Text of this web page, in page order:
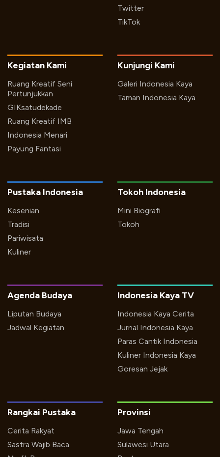
Twitter
TikTok
Kegiatan Kami
Ruang Kreatif Seni
Pertunjukkan
GIKsatudekade
Ruang Kreatif IMB
Indonesia Menari
Payung Fantasi
Kunjungi Kami
Galeri Indonesia Kaya
Taman Indonesia Kaya
Pustaka Indonesia
Kesenian
Tradisi
Pariwisata
Kuliner
Tokoh Indonesia
Mini Biografi
Tokoh
Indonesia Kaya TV
Indonesia Kaya Cerita
Jurnal Indonesia Kaya
Paras Cantik Indonesia
Kuliner Indonesia Kaya
Goresan Jejak
Agenda Budaya
Liputan Budaya
Jadwal Kegiatan
Rangkai Pustaka
Cerita Rakyat
Sastra Wajib Baca
Provinsi
Jawa Tengah
Sulawesi Utara